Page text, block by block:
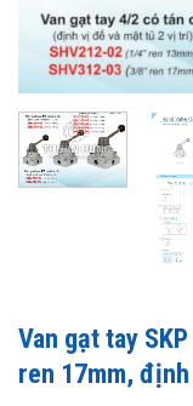
Van gạt tay
ren 17mm,